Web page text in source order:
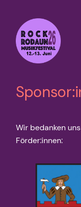
Inhalt
springen
Wir bedanken
Förder:innen: